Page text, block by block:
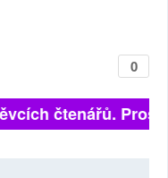
0
čtenářů.